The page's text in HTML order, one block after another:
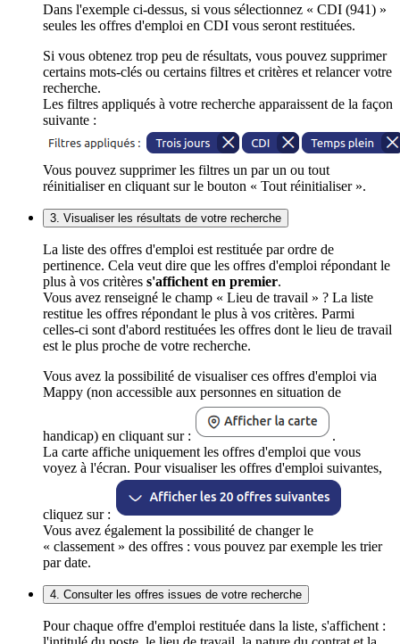
Dans l'exemple ci-dessus, si vous sélectionnez « CDI (941) »
seules les offres d'emploi en CDI vous seront restituées.
Si vous obtenez trop peu de résultats, vous pouvez supprimer
certains mots-clés ou certains filtres et critères et relancer votre
recherche.
Les filtres appliqués à votre recherche apparaissent de la façon
suivante :
Vous pouvez supprimer les filtres un par un ou tout
réinitialiser en cliquant sur le bouton « Tout réinitialiser ».
3. Visualiser les résultats de votre recherche
La liste des offres d'emploi est restituée par ordre de
pertinence. Cela veut dire que les offres d'emploi répondant le
plus à vos critères s'affichent en premier.
Vous avez renseigné le champ « Lieu de travail » ? La liste
restitue les offres répondant le plus à vos critères. Parmi
celles-ci sont d'abord restituées les offres dont le lieu de travail
est le plus proche de votre recherche.
Vous avez la possibilité de visualiser ces offres d'emploi via
Mappy (non accessible aux personnes en situation de
handicap) en cliquant sur :
.
La carte affiche uniquement les offres d'emploi que vous
voyez à l'écran. Pour visualiser les offres d'emploi suivantes,
cliquez sur :
Vous avez également la possibilité de changer le
« classement » des offres : vous pouvez par exemple les trier
par date.
4. Consulter les offres issues de votre recherche
Pour chaque offre d'emploi restituée dans la liste, s'affichent :